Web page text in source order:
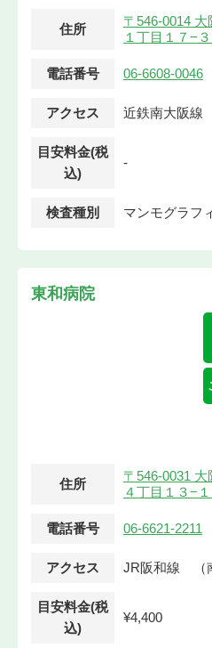
住所
〒546-0014
１丁目１７−３
電話番号 06-6608-0046
アクセス 近鉄南大阪線
目安料金(税
込)
-
検査種別 マンモグラフ
東和病院
住所
〒546-0031
４丁目１３−１
電話番号 06-6621-2211
アクセス JR阪和線 （
目安料金(税
込)
¥4,400